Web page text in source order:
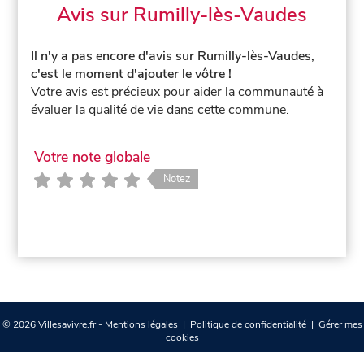
Avis sur Rumilly-lès-Vaudes
Il n'y a pas encore d'avis sur Rumilly-lès-Vaudes,
c'est le moment d'ajouter le vôtre !
Votre avis est précieux pour aider la communauté à
évaluer la qualité de vie dans cette commune.
Votre note globale
Notez
© 2026 Villesavivre.fr - Mentions légales| Politique de confidentialité| Gérer mes
cookies